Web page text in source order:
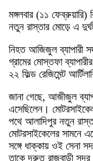
মঙ্গলবার (১১
নতুন রাস্তার মোড়ে এ
নিহত আজিজুল ব্যাপারী
গ্রামের মোস্তফা
২২ ফিল্ড রেজিমেন্ট
জানা গেছে, আজীজুল
এসেছিলেন। মোটরসাইকেল
পথে আলাদিপুর নতুন
মোটরসাইকেলের সামনে
সঙ্গে ধাক্কায় ওই সেনা
তাকে দ্রুত রাজবাড়ী সদর